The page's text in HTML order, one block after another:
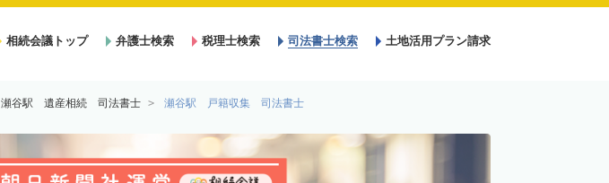
相続会議トップ 弁護士検索 税理士検索 司法書士検索 土地活用プラン請求
瀬谷駅 遺産相続 司法書士 瀬谷駅 戸籍収集 司法書士